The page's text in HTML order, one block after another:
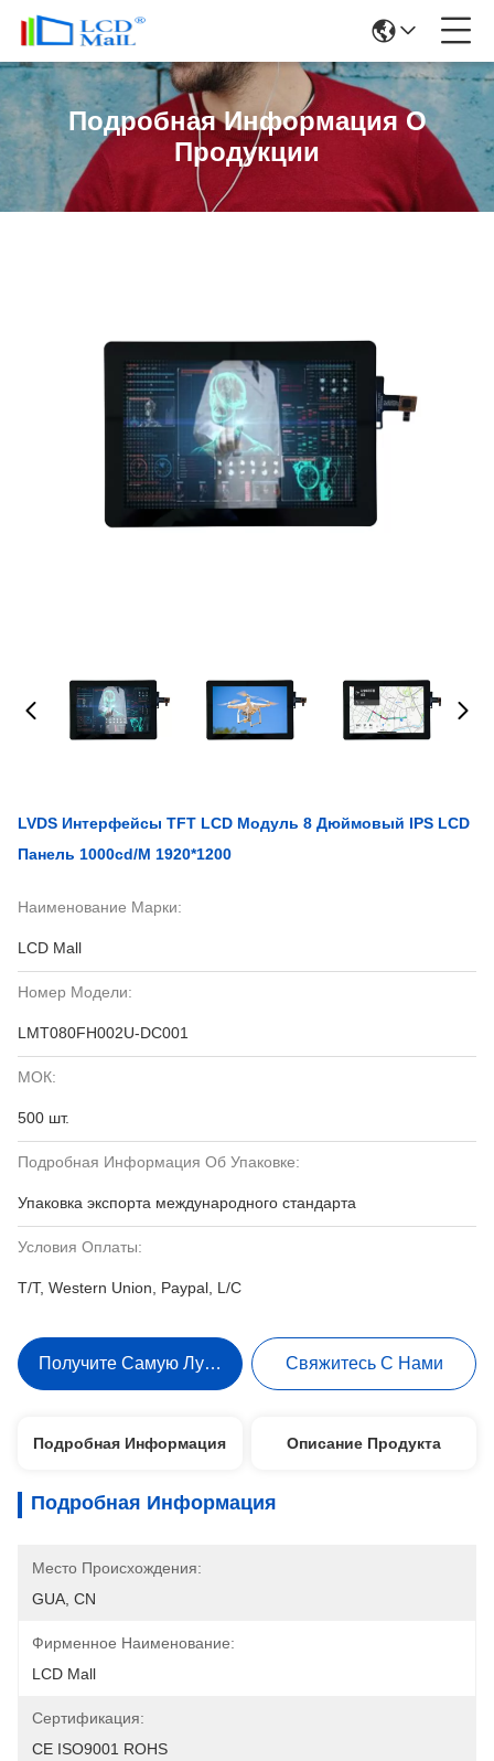
Подробная Информация О
Продукции
LVDS Интерфейсы TFT LCD Модуль 8 Дюймовый IPS LCD
Панель 1000cd/M 1920*1200
Наименование Марки:
LCD Mall
Номер Модели:
LMT080FH002U-DC001
МОК:
500 шт.
Подробная Информация Об Упаковке:
Упаковка экспорта международного стандарта
Условия Оплаты:
T/T, Western Union, Paypal, L/C
Получите Самую Лучшую ЦенуСвяжитесь С Нами
Подробная Информация Описание Продукта
Подробная Информация
Место Происхождения:
GUA, CN
Фирменное Наименование:
LCD Mall
Сертификация:
CE ISO9001 ROHS